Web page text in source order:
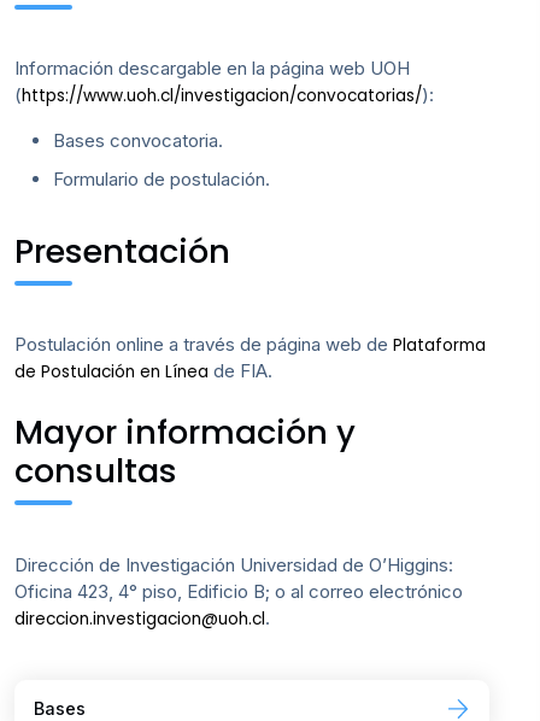
Información descargable en la página web UOH
(https://www.uoh.cl/investigacion/convocatorias/):
Bases convocatoria.
Formulario de postulación.
Presentación
Postulación online a través de página web de Plataforma
de Postulación en Línea de FIA.
Mayor información y
consultas
Dirección de Investigación Universidad de O’Higgins:
Oficina 423, 4° piso, Edificio B; o al correo electrónico
direccion.investigacion@uoh.cl.
Bases